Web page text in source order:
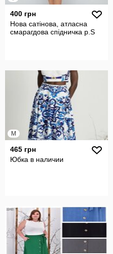
400 грн
Нова сатінова, атласна
смарагдова спідничка р.S
M
465 грн
Юбка в наличии